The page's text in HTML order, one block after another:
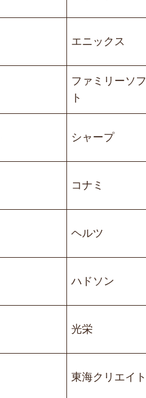
エニックス
ファミリーソフ
ト
シャープ
コナミ
ヘルツ
ハドソン
光栄
東海クリエイト